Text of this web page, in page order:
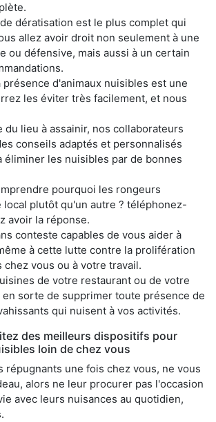
dératisation est le plus complet qui
allez avoir droit non seulement à une
ou défensive, mais aussi à un certain
présence d'animaux nuisibles est une
les éviter très facilement, et nous
du lieu à assainir, nos collaborateurs
conseils adaptés et personnalisés
éliminer les nuisibles par de bonnes
pourquoi les rongeurs
plutôt qu'un autre ? téléphonez-
avoir la réponse.
conteste capables de vous aider à
à cette lutte contre la prolifération
vous ou à votre travail.
de votre restaurant ou de votre
sorte de supprimer toute présence de
qui nuisent à vos activités.
des meilleurs dispositifs pour
loin de chez vous
répugnants une fois chez vous, ne vous
alors ne leur procurer pas l'occasion
avec leurs nuisances au quotidien,